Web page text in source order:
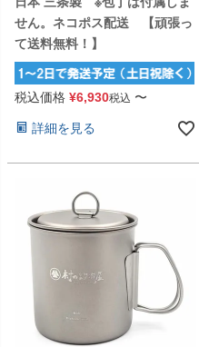
せん。ネコポス配送 【頑張っ
て送料無料！】
税込価格 ¥6,930税込 〜
詳細を見る